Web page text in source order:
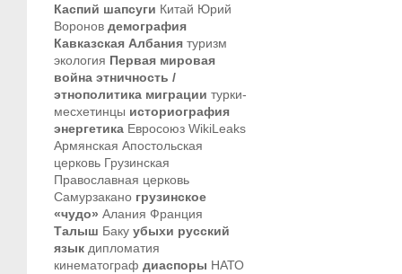
Каспий шапсуги Китай Юрий
Воронов демография
Кавказская Албания туризм
экология Первая мировая
война этничность /
этнополитика миграции турки-
месхетинцы историография
энергетика Евросоюз WikiLeaks
Армянская Апостольская
церковь Грузинская
Православная церковь
Самурзакано грузинское
«чудо» Алания Франция
Талыш Баку убыхи русский
язык дипломатия
кинематограф диаспоры НАТО